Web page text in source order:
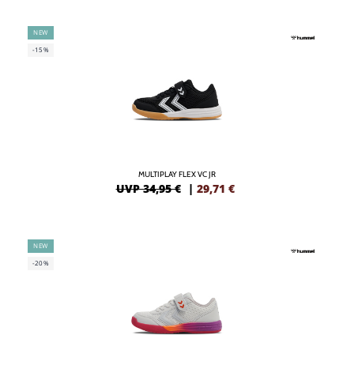
NEW
-15%
MULTIPLAY FLEX VC JR
UVP 34,95 € | 29,71 €
NEW
-20%